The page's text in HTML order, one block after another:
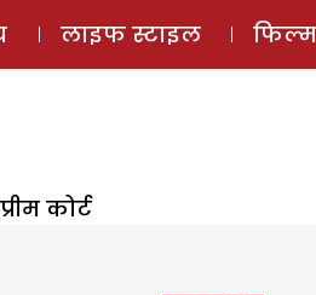
ई-
लाइफ स्टाइल फिल्म
कोर्ट